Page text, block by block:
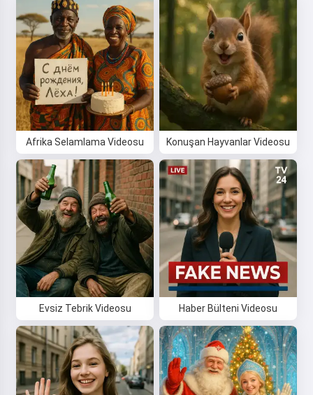
Afrika Selamlama Videosu Konuşan Hayvanlar Videosu
Evsiz Tebrik Videosu Haber Bülteni Videosu